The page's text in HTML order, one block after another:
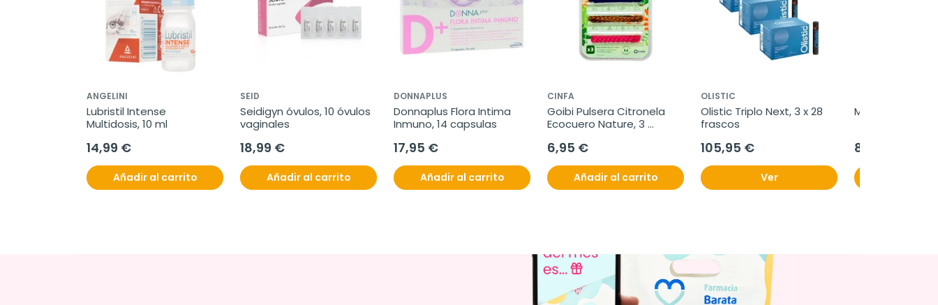
ANGELINI
Lubristil Intense
Multidosis, 10 ml
14,99 €
Añadir al carrito
SEID
Seidigyn óvulos, 10 óvulos
vaginales
18,99 €
Añadir al carrito
DONNAPLUS
Donnaplus Flora Intima
Inmuno, 14 capsulas
17,95 €
Añadir al carrito
CINFA
Goibi Pulsera Citronela
Ecocuero Nature, 3
6,95 €
Añadir al carrito
OLISTIC
Olistic Triplo Next, 3 x 28
frascos
105,95 €
Ver
Marvis
8,95 €